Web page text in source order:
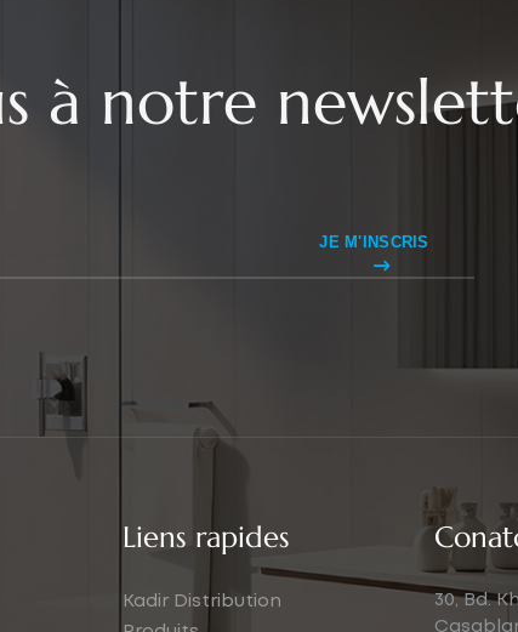
à notre
JE M'INSCRIS
Liens rapides
Kadir Distribution
30, Bd.